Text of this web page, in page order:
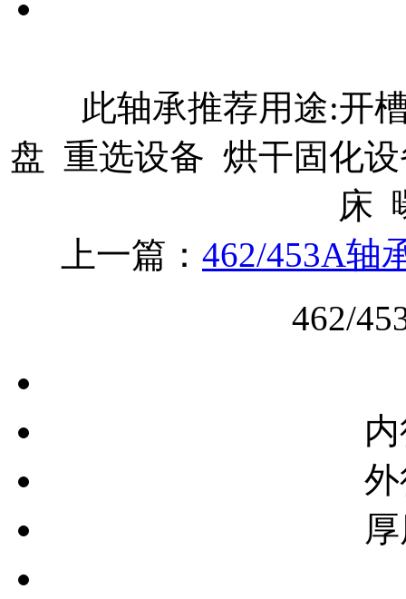
此轴承推荐用途:开
盘 重选设备 烘干固化
床
上一篇： 462/453A轴
462/